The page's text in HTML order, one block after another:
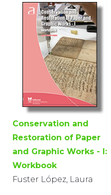
Conservation and
Restoration of Paper
and Graphic Works - I:
Workbook
Fuster López, Laura